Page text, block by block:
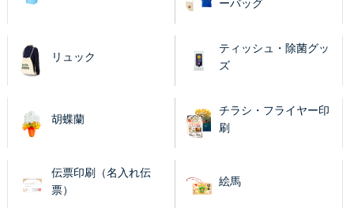
ーバッグ
リュック
ティッシュ・除菌グッ
ズ
胡蝶蘭
チラシ・フライヤー印
刷
伝票印刷（名入れ伝
票）
絵馬